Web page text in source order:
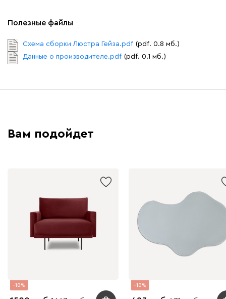
Полезные файлы
Схема сборки Люстра Гейза.pdf (pdf. 0.8 мб.)
Данные о производителе.pdf (pdf. 0.1 мб.)
Вам подойдет
10 10